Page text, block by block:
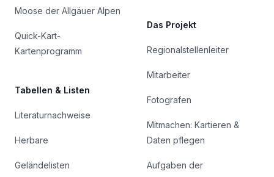
Moose der Allgäuer Alpen
Quick-Kart-
Kartenprogramm
Tabellen & Listen
Literaturnachweise
Herbare
Geländelisten
Das Projekt
Regionalstellenleiter
Mitarbeiter
Fotografen
Mitmachen: Kartieren &
Daten pflegen
Aufgaben der